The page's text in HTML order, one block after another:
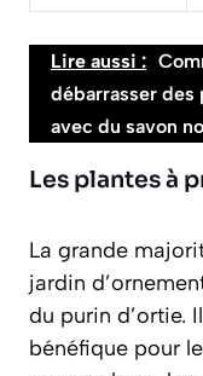
Lire aussi :
débarrasser des
avec du savon
Les plantes à
La grande
jardin
du purin d’ortie.
bénéfique pour